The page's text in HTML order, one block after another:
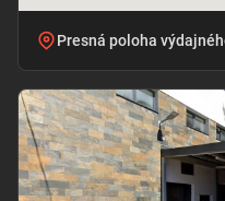
Presná poloha